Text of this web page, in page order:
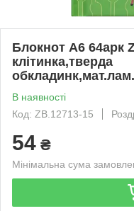
Блокнот А6 64арк
клітинка,тверда
В наявності
Код: ZB.12713-15
54 ₴
Мінімальна сума